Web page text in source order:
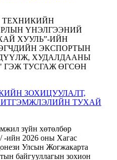
ЗОХИЦУУЛАЛТ,
ТУХАЙ